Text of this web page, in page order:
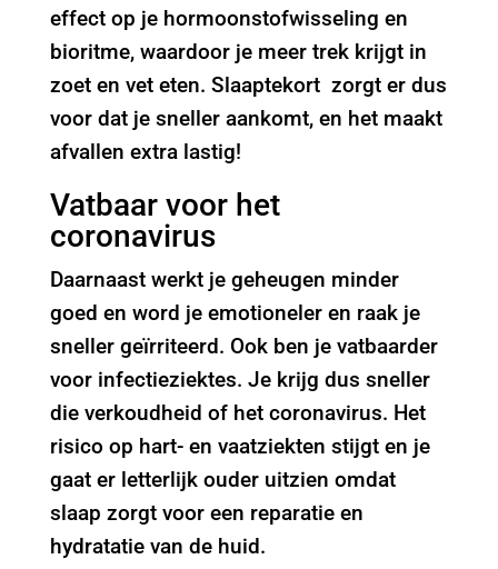
effect op je hormoonstofwisseling en
bioritme, waardoor je meer trek krijgt in
zoet en vet eten. Slaaptekort zorgt er dus
voor dat je sneller aankomt, en het maakt
afvallen extra lastig!
Vatbaar voor het
coronavirus
Daarnaast werkt je geheugen minder
goed en word je emotioneler en raak je
sneller geïrriteerd. Ook ben je vatbaarder
voor infectieziektes. Je krijg dus sneller
die verkoudheid of het coronavirus. Het
risico op hart- en vaatziekten stijgt en je
gaat er letterlijk ouder uitzien omdat
slaap zorgt voor een reparatie en
hydratatie van de huid.